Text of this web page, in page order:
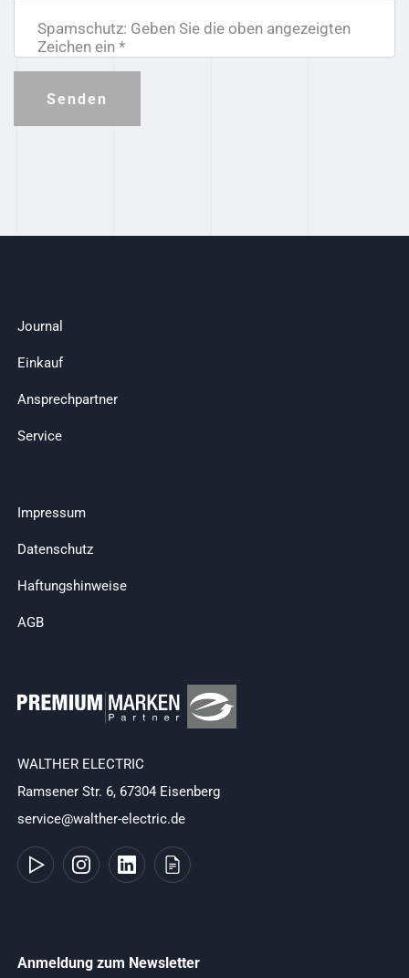
Spamschutz: Geben Sie die oben angezeigten
Zeichen ein *
Senden
Journal
Einkauf
Ansprechpartner
Service
Impressum
Datenschutz
Haftungshinweise
AGB
WALTHER ELECTRIC
Ramsener Str. 6, 67304 Eisenberg
service@walther-electric.de
Anmeldung zum Newsletter